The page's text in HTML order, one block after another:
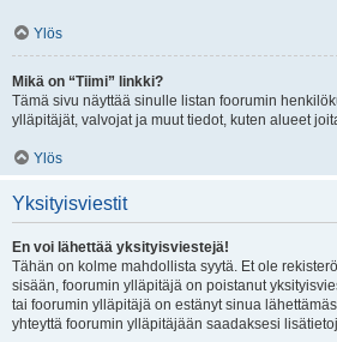
Ylös
Mikä on “Tiimi” linkki?
Tämä sivu näyttää sinulle listan foorumin
ylläpitäjät, valvojat ja muut tiedot, kuten alueet
Ylös
Yksityisviestit
En voi lähettää yksityisviestejä!
Tähän on kolme mahdollista syytä. Et ole
sisään, foorumin ylläpitäjä on poistanut
tai foorumin ylläpitäjä on estänyt sinua
yhteyttä foorumin ylläpitäjään saadaksesi